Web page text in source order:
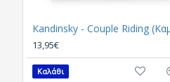
13,95€
Καλάθι